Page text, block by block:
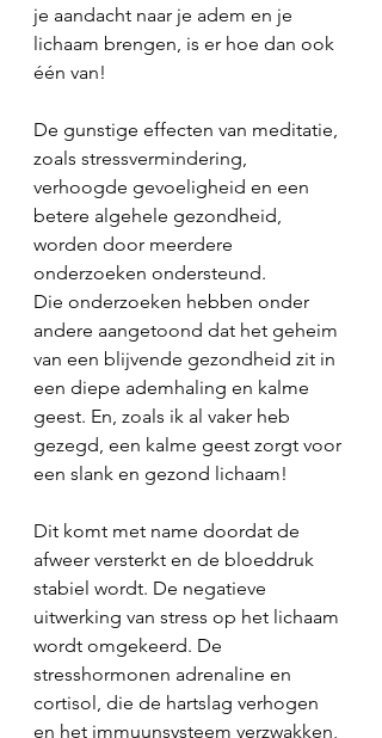
je aandacht naar je adem en je
lichaam brengen, is er hoe dan ook
één van!
De gunstige effecten van meditatie,
zoals stressvermindering,
verhoogde gevoeligheid en een
betere algehele gezondheid,
worden door meerdere
onderzoeken ondersteund.
Die onderzoeken hebben onder
andere aangetoond dat het geheim
van een blijvende gezondheid zit in
een diepe ademhaling en kalme
geest. En, zoals ik al vaker heb
gezegd, een kalme geest zorgt voor
een slank en gezond lichaam!
Dit komt met name doordat de
afweer versterkt en de bloeddruk
stabiel wordt. De negatieve
uitwerking van stress op het lichaam
wordt omgekeerd. De
stresshormonen adrenaline en
cortisol, die de hartslag verhogen
en het immuunsysteem verzwakken,